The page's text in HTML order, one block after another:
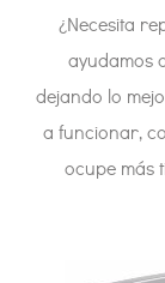
¿Necesita
ayudamos
dejando lo
a funcionar,
ocupe más